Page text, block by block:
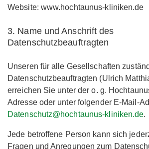
Website: www.hochtaunus-kliniken.de
3. Name und Anschrift des
Datenschutzbeauftragten
Unseren für alle Gesellschaften
Datenschutzbeauftragten (Ulrich
erreichen Sie unter der o. g.
Adresse oder unter folgender E-Mail-
Datenschutz@hochtaunus-kliniken.de.
Jede betroffene Person kann sich
Fragen und Anregungen zum